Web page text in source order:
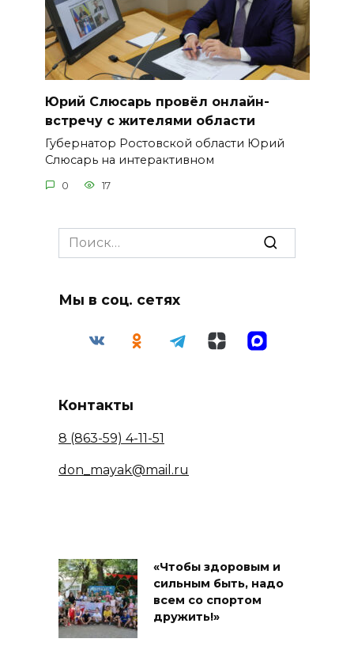
Юрий Слюсарь провёл онлайн-
встречу с жителями области
Губернатор Ростовской области Юрий
Слюсарь на интерактивном
0 17
Search
for:
Мы в соц. сетях
Контакты
8 (863-59) 4-11-51
don_mayak@mail.ru
«Чтобы здоровым и
сильным быть, надо
всем со спортом
дружить!»